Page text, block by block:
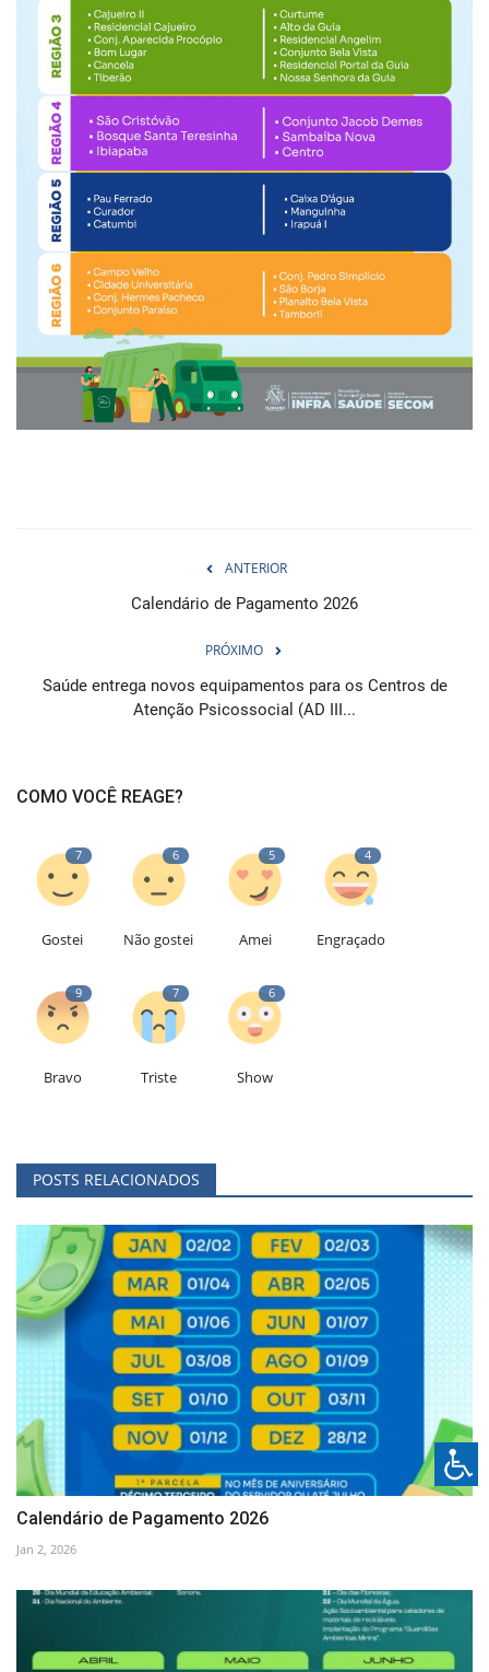
ANTERIOR
Calendário de Pagamento 2026
PRÓXIMO
Saúde entrega novos equipamentos para os Centros de
Atenção Psicossocial (AD III...
COMO VOCÊ REAGE?
7
Gostei
6
Não gostei
5
Amei
4
Engraçado
9
Bravo
7
Triste
6
Show
POSTS RELACIONADOS
Calendário de Pagamento 2026
Jan 2, 2026